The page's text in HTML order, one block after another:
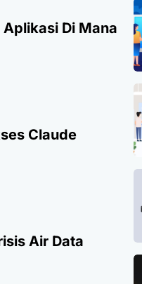
Aplikasi Di Mana
Claude
Air Data